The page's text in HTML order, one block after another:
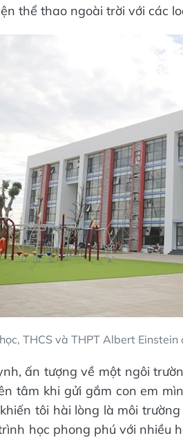
thể thao ngoài trời với các
THCS và THPT Albert
ấn tượng về một ngôi
tâm khi gửi gắm con em
tôi hài lòng là môi
học phong phú với nhiều